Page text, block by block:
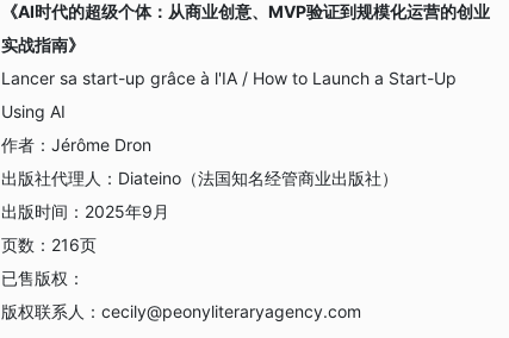
《AI时代的超级个体：从商业创意、MVP验证到规模化运营的创业
实战指南》
Lancer sa start-up grâce à l'IA / How to Launch a Start-Up
Using AI
作者： Jérôme Dron
出版社代理人： Diateino（法国知名经管商业出版社）
出版时间： 2025年9月
页数： 216页
已售版权：
版权联系人： cecily@peonyliteraryagency.com